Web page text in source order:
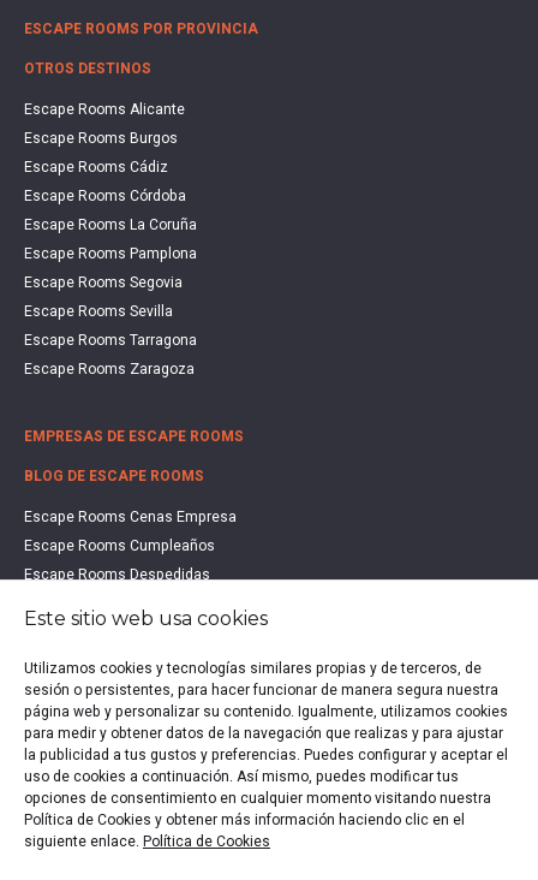
ESCAPE ROOMS POR PROVINCIA
OTROS DESTINOS
Escape Rooms Alicante
Escape Rooms Burgos
Escape Rooms Cádiz
Escape Rooms Córdoba
Escape Rooms La Coruña
Escape Rooms Pamplona
Escape Rooms Segovia
Escape Rooms Sevilla
Escape Rooms Tarragona
Escape Rooms Zaragoza
EMPRESAS DE ESCAPE ROOMS
BLOG DE ESCAPE ROOMS
Escape Rooms Cenas Empresa
Escape Rooms Cumpleaños
Escape Rooms Despedidas
Escape Rooms Familias
Escape Rooms Halloween
Escape Rooms San Valentín
Estudio de Mercado Escape Rooms 2021
Qué es un Escape Room
Qué es un Hall Escape
Este sitio web usa cookies
Utilizamos cookies y tecnologías similares propias y de terceros, de
sesión o persistentes, para hacer funcionar de manera segura nuestra
página web y personalizar su contenido. Igualmente, utilizamos cookies
para medir y obtener datos de la navegación que realizas y para ajustar
la publicidad a tus gustos y preferencias. Puedes configurar y aceptar el
uso de cookies a continuación. Así mismo, puedes modificar tus
opciones de consentimiento en cualquier momento visitando nuestra
Política de Cookies y obtener más información haciendo clic en el
siguiente enlace. Política de Cookies